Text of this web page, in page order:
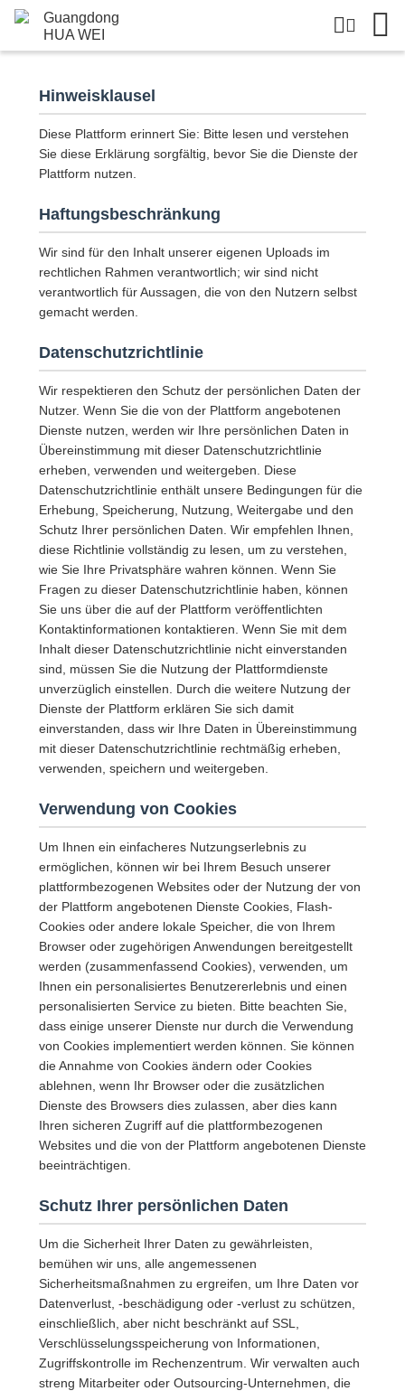
Haus
Guangdong HUA WEI Packaging Co., Ltd.
Privacy policy
Privacy policy
Hinweisklausel
Diese Plattform erinnert Sie: Bitte lesen und verstehen
Sie diese Erklärung sorgfältig, bevor Sie die Dienste der
Plattform nutzen.
Haftungsbeschränkung
Wir sind für den Inhalt unserer eigenen Uploads im
rechtlichen Rahmen verantwortlich; wir sind nicht
verantwortlich für Aussagen, die von den Nutzern selbst
gemacht werden.
Datenschutzrichtlinie
Wir respektieren den Schutz der persönlichen Daten der
Nutzer. Wenn Sie die von der Plattform angebotenen
Dienste nutzen, werden wir Ihre persönlichen Daten in
Übereinstimmung mit dieser Datenschutzrichtlinie
erheben, verwenden und weitergeben. Diese
Datenschutzrichtlinie enthält unsere Bedingungen für die
Erhebung, Speicherung, Nutzung, Weitergabe und den
Schutz Ihrer persönlichen Daten. Wir empfehlen Ihnen,
diese Richtlinie vollständig zu lesen, um zu verstehen,
wie Sie Ihre Privatsphäre wahren können. Wenn Sie
Fragen zu dieser Datenschutzrichtlinie haben, können
Sie uns über die auf der Plattform veröffentlichten
Kontaktinformationen kontaktieren. Wenn Sie mit dem
Inhalt dieser Datenschutzrichtlinie nicht einverstanden
sind, müssen Sie die Nutzung der Plattformdienste
unverzüglich einstellen. Durch die weitere Nutzung der
Dienste der Plattform erklären Sie sich damit
einverstanden, dass wir Ihre Daten in Übereinstimmung
mit dieser Datenschutzrichtlinie rechtmäßig erheben,
verwenden, speichern und weitergeben.
Verwendung von Cookies
Um Ihnen ein einfacheres Nutzungserlebnis zu
ermöglichen, können wir bei Ihrem Besuch unserer
plattformbezogenen Websites oder der Nutzung der von
der Plattform angebotenen Dienste Cookies, Flash-
Cookies oder andere lokale Speicher, die von Ihrem
Browser oder zugehörigen Anwendungen bereitgestellt
werden (zusammenfassend Cookies), verwenden, um
Ihnen ein personalisiertes Benutzererlebnis und einen
personalisierten Service zu bieten. Bitte beachten Sie,
dass einige unserer Dienste nur durch die Verwendung
von Cookies implementiert werden können. Sie können
die Annahme von Cookies ändern oder Cookies
ablehnen, wenn Ihr Browser oder die zusätzlichen
Dienste des Browsers dies zulassen, aber dies kann
Ihren sicheren Zugriff auf die plattformbezogenen
Websites und die von der Plattform angebotenen Dienste
beeinträchtigen.
Schutz Ihrer persönlichen Daten
Um die Sicherheit Ihrer Daten zu gewährleisten,
bemühen wir uns, alle angemessenen
Sicherheitsmaßnahmen zu ergreifen, um Ihre Daten vor
Datenverlust, -beschädigung oder -verlust zu schützen,
einschließlich, aber nicht beschränkt auf SSL,
Verschlüsselungsspeicherung von Informationen,
Zugriffskontrolle im Rechenzentrum. Wir verwalten auch
streng Mitarbeiter oder Outsourcing-Unternehmen, die